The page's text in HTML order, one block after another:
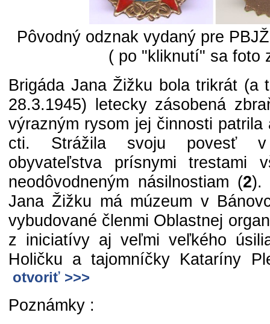
Pôvodný odznak vydaný pre
( po "kliknutí" sa foto
Brigáda Jana Žižku bola trikrát (a
28.3.1945) letecky zásobená
výrazným rysom jej činnosti
cti. Strážila svoju povesť v
obyvateľstva prísnymi trestami
neodôvodneným násilnostiam (2).
Jana Žižku má múzeum v
vybudované členmi Oblastnej
z iniciatívy aj veľmi veľkého
Holičku a tajomníčky Kataríny
otvoriť >>>
Poznámky :